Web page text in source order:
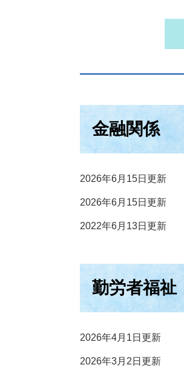
金融関係
2026年6月15日更新
2026年6月15日更新
2022年6月13日更新
勤労者福祉
2026年4月1日更新
2026年3月2日更新